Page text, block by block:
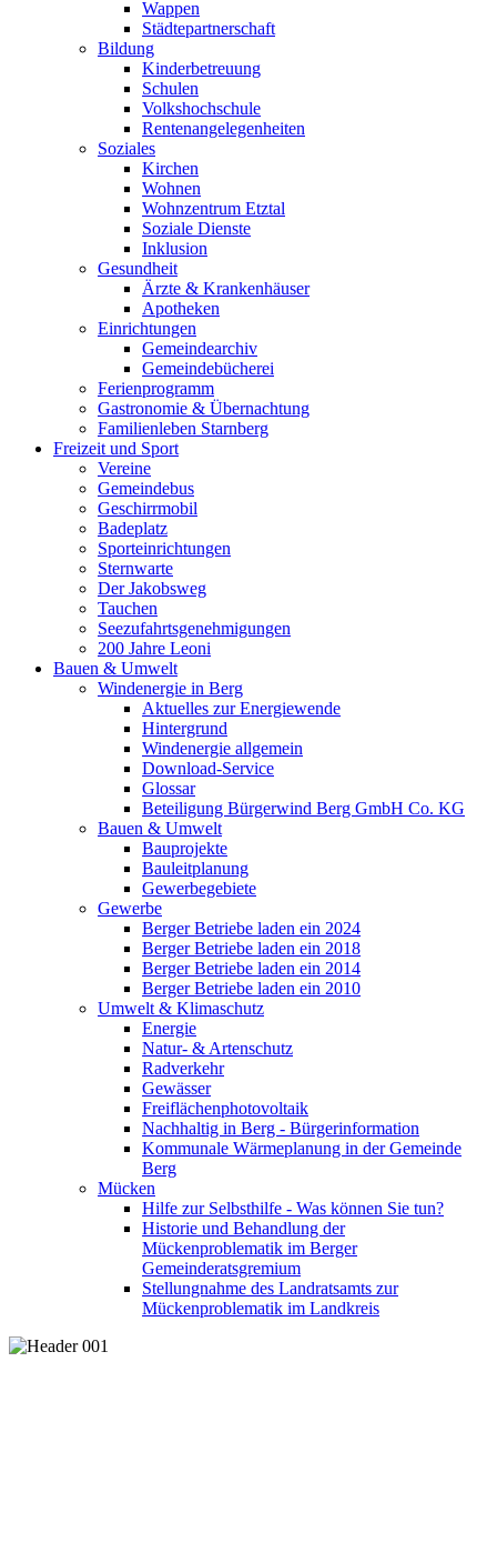
Wappen
Städtepartnerschaft
Bildung
Kinderbetreuung
Schulen
Volkshochschule
Rentenangelegenheiten
Soziales
Kirchen
Wohnen
Wohnzentrum Etztal
Soziale Dienste
Inklusion
Gesundheit
Ärzte & Krankenhäuser
Apotheken
Einrichtungen
Gemeindearchiv
Gemeindebücherei
Ferienprogramm
Gastronomie & Übernachtung
Familienleben Starnberg
Freizeit und Sport
Vereine
Gemeindebus
Geschirrmobil
Badeplatz
Sporteinrichtungen
Sternwarte
Der Jakobsweg
Tauchen
Seezufahrtsgenehmigungen
200 Jahre Leoni
Bauen & Umwelt
Windenergie in Berg
Aktuelles zur Energiewende
Hintergrund
Windenergie allgemein
Download-Service
Glossar
Beteiligung Bürgerwind Berg GmbH Co. KG
Bauen & Umwelt
Bauprojekte
Bauleitplanung
Gewerbegebiete
Gewerbe
Berger Betriebe laden ein 2024
Berger Betriebe laden ein 2018
Berger Betriebe laden ein 2014
Berger Betriebe laden ein 2010
Umwelt & Klimaschutz
Energie
Natur- & Artenschutz
Radverkehr
Gewässer
Freiflächenphotovoltaik
Nachhaltig in Berg - Bürgerinformation
Kommunale Wärmeplanung in der Gemeinde
Berg
Mücken
Hilfe zur Selbsthilfe - Was können Sie tun?
Historie und Behandlung der
Mückenproblematik im Berger
Gemeinderatsgremium
Stellungnahme des Landratsamts zur
Mückenproblematik im Landkreis